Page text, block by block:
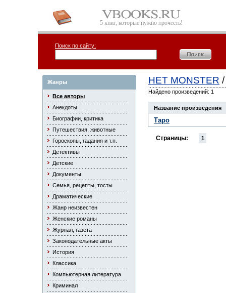
5 книг, которые нужно прочесть!
Поиск по сайту:
Жанры
Все авторы
Анекдоты
Биографии, критика
Путешествия, животные
Гороскопы, гадания и т.п.
Детективы
Детские
Документы
Семья, рецепты, тосты
Драматические
Жанр неизвестен
Женские романы
Журнал, газета
Законодательные акты
История
Классика
Компьютерная литература
Криминал
HET MONSTER
Найдено произведений: 1
Название произведения
Таро
Страницы: 1